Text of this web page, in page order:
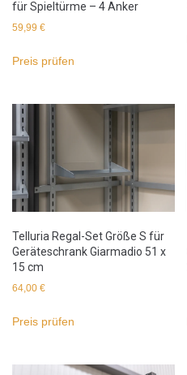
für Spieltürme – 4 Anker
59,99 €
Preis prüfen
Telluria Regal-Set Größe S für
Geräteschrank Giarmadio 51 x
15 cm
64,00 €
Preis prüfen